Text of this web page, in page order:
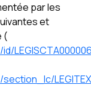
par les
et
(